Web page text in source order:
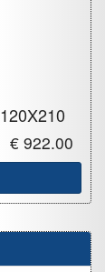
120X210
€ 922.00